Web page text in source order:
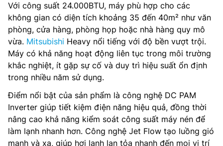
Với công suất 24.000BTU, máy phù hợp cho các
không gian có diện tích khoảng 35 đến 40m² như văn
phòng, cửa hàng, phòng họp hoặc nhà hàng quy mô
vừa. Mitsubishi Heavy nổi tiếng với độ bền vượt trội.
Máy có khả năng hoạt động liên tục trong môi trường
khắc nghiệt, ít gặp sự cố và duy trì hiệu suất ổn định
trong nhiều năm sử dụng.
Điểm nổi bật của sản phẩm là công nghệ DC PAM
Inverter giúp tiết kiệm điện năng hiệu quả, đồng thời
nâng cao khả năng kiểm soát công suất máy nén để
làm lạnh nhanh hơn. Công nghệ Jet Flow tạo luồng gió
mạnh và xa, giúp hơi lạnh lan tỏa nhanh đến mọi vị trí